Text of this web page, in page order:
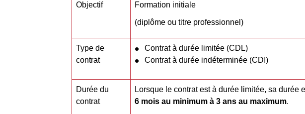
Objectif Formation initiale
(diplôme ou titre professionnel)
Type de
contrat
Contrat à durée limitée (CDL)
Contrat à durée indéterminée (CDI)
Durée du
contrat
Lorsque le contrat est à durée limitée, sa durée
6 mois au minimum à 3 ans au maximum.